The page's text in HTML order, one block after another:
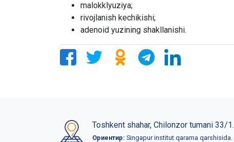
malokklyuziya;
rivojlanish kechikishi;
adenoid yuzining shakllanishi.
Toshkent shahar, Chilonzor tumani 33/1.
Ориентир: Singapur institut qarama qarshisida.